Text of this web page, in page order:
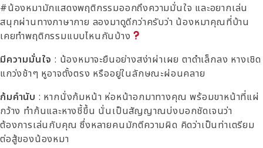
#น้องหมามักแสดงพฤติกรรมออกถึงความมั่นใจ และอยากเล่น
สนุกผ่านทางภาษากาย ลองมาดูดีกว่าครับว่า น้องหมาคุณที่บ้าน
เคยทำพฤติกรรมแบบไหนกันบ้าง
มีความมั่นใจ : น้องหมาจะยืนอย่างสง่าผ่าเผย ตาดำเล็กลง หางเชิด
แกว่งช้าๆ หูอาจตั้งตรง หรืออยู่ในลักษณะผ่อนคลาย
ก้มคำนับ : หากนั่งก้มหน้า ห่อหน้าอกมาทางคุณ พร้อมขาหน้าที่แผ่
กว้าง ทำก้นและหางชี้ขึ้น นั่นเป็นสัญญาณบ่งบอกชัดเจนว่า
ต้องการเล่นกับคุณ ซึ่งหลายคนมักตีความผิด คิดว่าเป็นท่าเตรียม
ต่อสู้ของน้องหมา